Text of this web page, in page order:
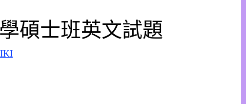
碩士班英文試題